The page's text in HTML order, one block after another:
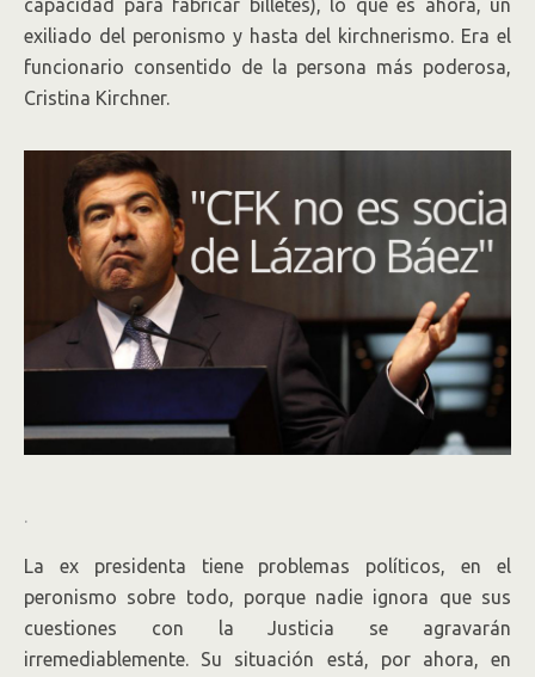
capacidad para fabricar billetes), lo que es ahora, un
exiliado del peronismo y hasta del kirchnerismo. Era el
funcionario consentido de la persona más poderosa,
Cristina Kirchner.
.
La ex presidenta tiene problemas políticos, en el
peronismo sobre todo, porque nadie ignora que sus
cuestiones con la Justicia se agravarán
irremediablemente. Su situación está, por ahora, en